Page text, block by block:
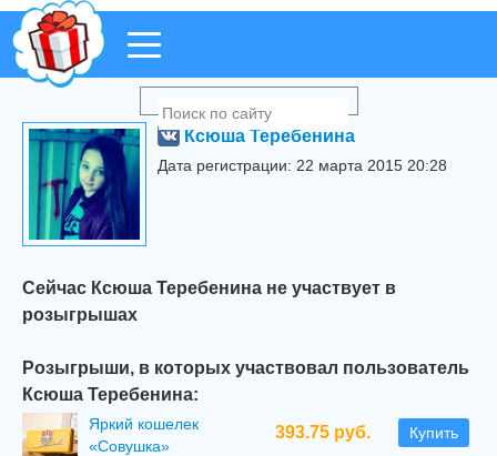
Ксюша Теребенина
Дата регистрации: 22 марта 2015 20:28
Сейчас Ксюша Теребенина не участвует в
розыгрышах
Розыгрыши, в которых участвовал пользователь
Ксюша Теребенина:
393.75 руб. Купить
Яркий кошелек
«Совушка»